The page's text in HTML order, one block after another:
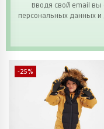
Вводя свой email вы
персональных данных и
-25%